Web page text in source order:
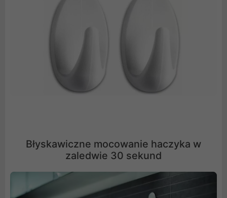
Błyskawiczne mocowanie haczyka w
zaledwie 30 sekund